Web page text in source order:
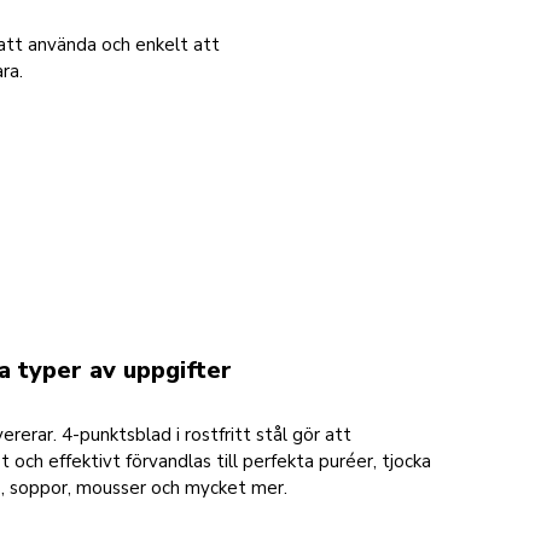
använda och enkelt att
typer av uppgifter
4-punktsblad i rostfritt stål gör att
och effektivt förvandlas till perfekta puréer, tjocka
soppor, mousser och mycket mer.